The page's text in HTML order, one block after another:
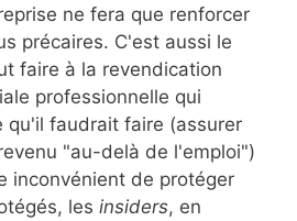
ne fera que renforcer
précaires. C'est aussi le
faire à la revendication
professionnelle qui
qu'il faudrait faire (assurer
"au-delà de l'emploi")
inconvénient de protéger
les insiders, en